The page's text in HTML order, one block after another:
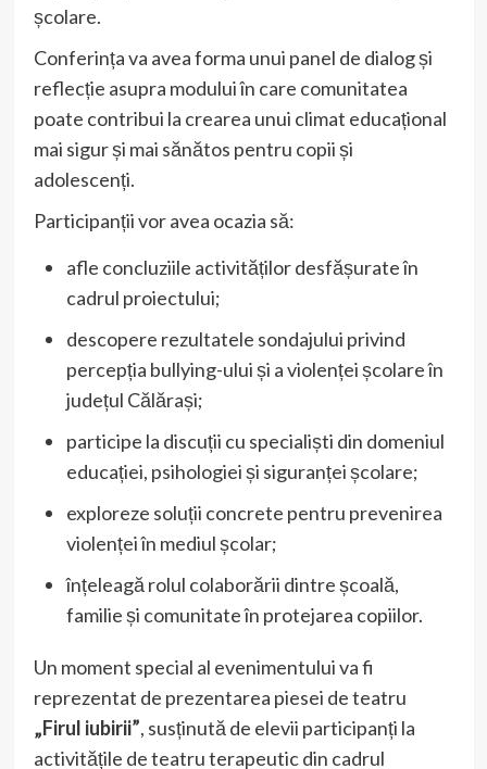
școlare.
Conferința va avea forma unui panel de dialog și
reflecție asupra modului în care comunitatea
poate contribui la crearea unui climat educațional
mai sigur și mai sănătos pentru copii și
adolescenți.
Participanții vor avea ocazia să:
afle concluziile activităților desfășurate în
cadrul proiectului;
descopere rezultatele sondajului privind
percepția bullying-ului și a violenței școlare în
județul Călărași;
participe la discuții cu specialiști din domeniul
educației, psihologiei și siguranței școlare;
exploreze soluții concrete pentru prevenirea
violenței în mediul școlar;
înțeleagă rolul colaborării dintre școală,
familie și comunitate în protejarea copiilor.
Un moment special al evenimentului va fi
reprezentat de prezentarea piesei de teatru
„Firul iubirii”, susținută de elevii participanți la
activitățile de teatru terapeutic din cadrul